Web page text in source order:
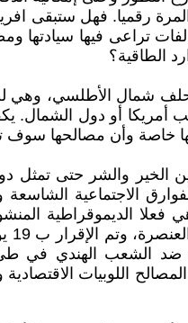
رقميا. فهل ستبقى
تراعى فيها سيادتها
الطاقية؟
شمال الأطلسي، وهي لن
أمريكا أو دول الشمال.
خاصة وأن مصالحها سوف
الخير والشر حتى تمثل
فعلا الديموقراطية
ضد الشعب الهندي في طي
اللوبيات